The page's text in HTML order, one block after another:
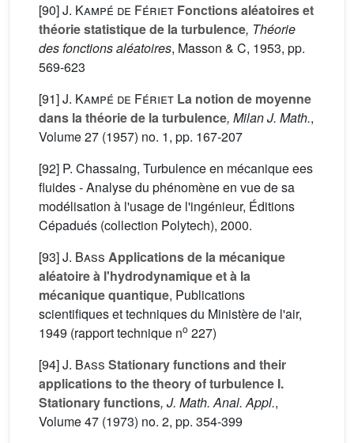
[90]J. Kampé de Fériet Fonctions aléatoires et
théorie statistique de la turbulence, Théorie
des fonctions aléatoires, Masson & C, 1953, pp.
569-623
[91]J. Kampé de Fériet La notion de moyenne
dans la théorie de la turbulence, Milan J. Math.,
Volume 27 (1957) no. 1, pp. 167-207
[92] P. Chassaing, Turbulence en mécanique ees
fluides - Analyse du phénomène en vue de sa
modélisation à l'usage de l'ingénieur, Éditions
Cépadués (collection Polytech), 2000.
[93]J. Bass Applications de la mécanique
aléatoire à l'hydrodynamique et à la
mécanique quantique, Publications
scientifiques et techniques du Ministère de l'air,
1949 (rapport technique no 227)
[94]J. Bass Stationary functions and their
applications to the theory of turbulence I.
Stationary functions, J. Math. Anal. Appl.,
Volume 47 (1973) no. 2, pp. 354-399